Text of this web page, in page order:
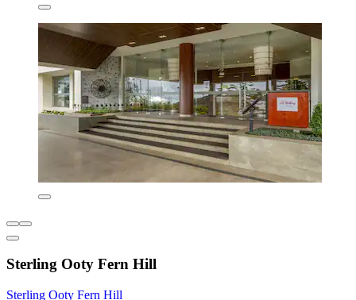
Sterling Ooty Fern Hill
Sterling Ooty Fern Hill